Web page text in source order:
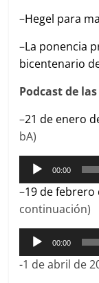
–Hegel para
–La ponencia
bicentenario
Podcast de
–21 de enero
bA)
Reproductor
de
audio
00:00
–19 de febrero
continuación)
Reproductor
de
audio
00:00
-1 de abril de